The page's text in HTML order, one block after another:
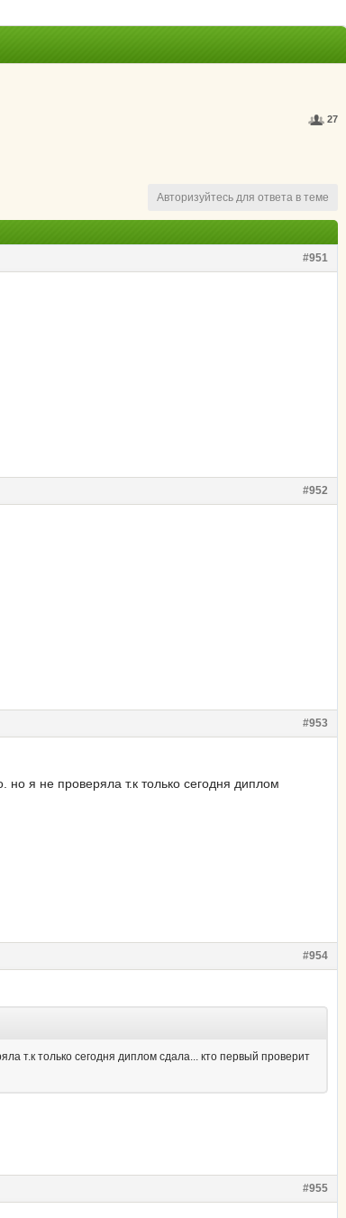
27
Авторизуйтесь для ответа в теме
#951
#952
#953
я не проверяла т.к только сегодня диплом
#954
т.к только сегодня диплом сдала... кто первый проверит
#955